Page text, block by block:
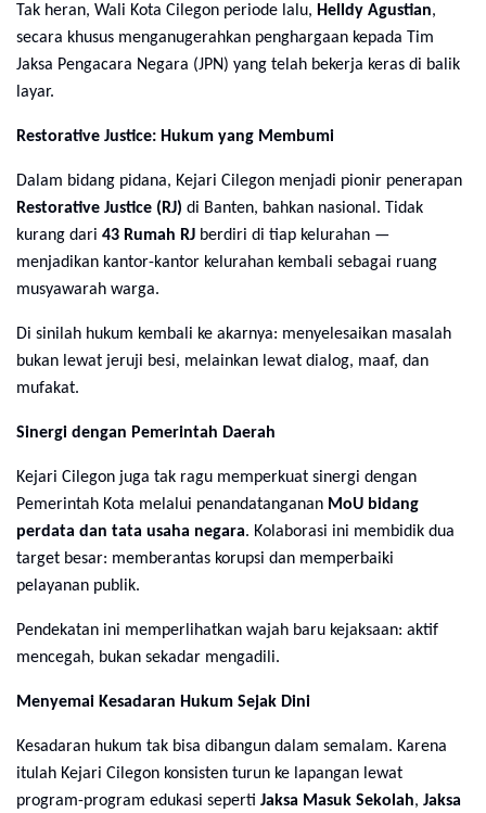
Tak heran, Wali Kota Cilegon periode lalu, Helldy Agustian,
secara khusus menganugerahkan penghargaan kepada Tim
Jaksa Pengacara Negara (JPN) yang telah bekerja keras di balik
layar.
Restorative Justice: Hukum yang Membumi
Dalam bidang pidana, Kejari Cilegon menjadi pionir penerapan
Restorative Justice (RJ) di Banten, bahkan nasional. Tidak
kurang dari 43 Rumah RJ berdiri di tiap kelurahan —
menjadikan kantor-kantor kelurahan kembali sebagai ruang
musyawarah warga.
Di sinilah hukum kembali ke akarnya: menyelesaikan masalah
bukan lewat jeruji besi, melainkan lewat dialog, maaf, dan
mufakat.
Sinergi dengan Pemerintah Daerah
Kejari Cilegon juga tak ragu memperkuat sinergi dengan
Pemerintah Kota melalui penandatanganan MoU bidang
perdata dan tata usaha negara. Kolaborasi ini membidik dua
target besar: memberantas korupsi dan memperbaiki
pelayanan publik.
Pendekatan ini memperlihatkan wajah baru kejaksaan: aktif
mencegah, bukan sekadar mengadili.
Menyemai Kesadaran Hukum Sejak Dini
Kesadaran hukum tak bisa dibangun dalam semalam. Karena
itulah Kejari Cilegon konsisten turun ke lapangan lewat
program-program edukasi seperti Jaksa Masuk Sekolah, Jaksa